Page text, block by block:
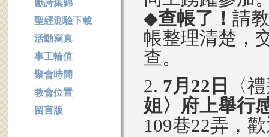
◆查帳了！ 請
帳整理清楚，
查。
2. 7月22日
〈
姐〉府上舉行
109巷22弄，
獻詩集錦
聖經測驗下載
活動寫真
事工輪值
聚會時間
教會位置
留言版